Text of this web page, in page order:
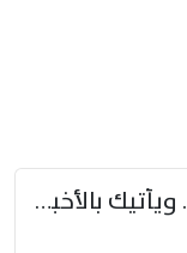
ستبدي لك الأيام ما كنت جاهلا … ويأتيك بالأخبار من لم تزوّد